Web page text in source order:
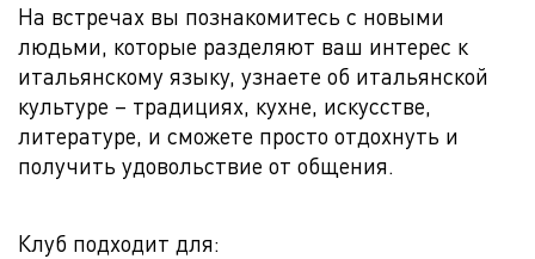
На встречах вы познакомитесь с новыми
людьми, которые разделяют ваш интерес к
итальянскому языку, узнаете об итальянской
культуре – традициях, кухне, искусстве,
литературе, и сможете просто отдохнуть и
получить удовольствие от общения.
Клуб подходит для: